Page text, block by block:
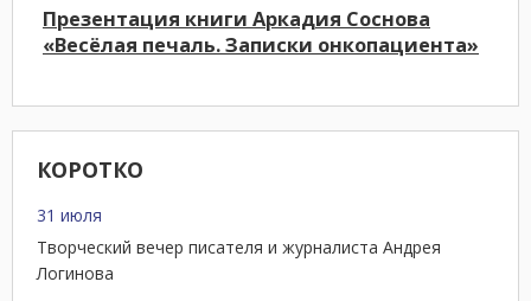
КОРОТКО
31 июля
Творческий вечер писателя и журналиста Андрея
Логинова
Презентация книги Аркадия Соснова
«Весёлая печаль. Записки онкопациента»